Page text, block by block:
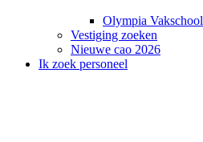
Olympia Vakschool
Vestiging zoeken
Nieuwe cao 2026
Ik zoek personeel